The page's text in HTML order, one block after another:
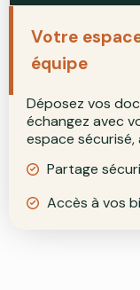
Votre
équipe
Déposez vos
échangez avec
espace
Partage
Accès à vos